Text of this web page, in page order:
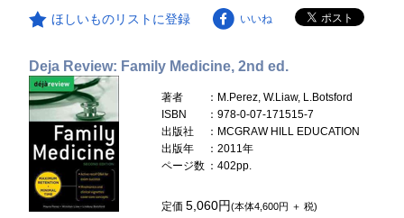
ほしいものリストに登録 いいね
Deja Review: Family Medicine, 2nd ed.
著者
：M.Perez, W.Liaw, L.Botsford
ISBN
：978-0-07-171515-7
出版社
：MCGRAW HILL EDUCATION
出版年
：2011年
ページ数 ：402pp.
定価5,060円(本体4,600円 ＋ 税)